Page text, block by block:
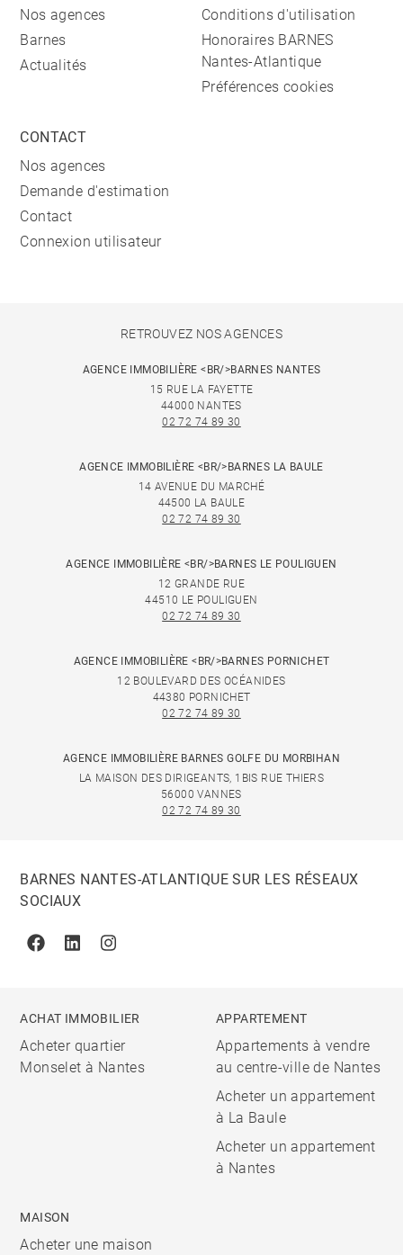
Nos agences
Barnes
Actualités
Conditions d'utilisation
Honoraires BARNES
Nantes-Atlantique
Préférences cookies
CONTACT
Nos agences
Demande d'estimation
Contact
Connexion utilisateur
RETROUVEZ NOS AGENCES
AGENCE IMMOBILIÈRE <BR/>BARNES NANTES
15 RUE LA FAYETTE
44000 NANTES
02 72 74 89 30
AGENCE IMMOBILIÈRE <BR/>BARNES LA BAULE
14 AVENUE DU MARCHÉ
44500 LA BAULE
02 72 74 89 30
AGENCE IMMOBILIÈRE <BR/>BARNES LE POULIGUEN
12 GRANDE RUE
44510 LE POULIGUEN
02 72 74 89 30
AGENCE IMMOBILIÈRE <BR/>BARNES PORNICHET
12 BOULEVARD DES OCÉANIDES
44380 PORNICHET
02 72 74 89 30
AGENCE IMMOBILIÈRE BARNES GOLFE DU MORBIHAN
LA MAISON DES DIRIGEANTS, 1BIS RUE THIERS
56000 VANNES
02 72 74 89 30
BARNES NANTES-ATLANTIQUE SUR LES RÉSEAUX
SOCIAUX
FacebookLinkedinInstagram
ACHAT IMMOBILIER
Acheter quartier
Monselet à Nantes
APPARTEMENT
Appartements à vendre
au centre-ville de Nantes
Acheter un appartement
à La Baule
Acheter un appartement
à Nantes
MAISON
Acheter une maison